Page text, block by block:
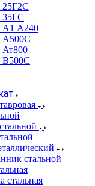
25Г2С
35ГС
А1 А240
А500С
Ат800
В500С
стальной
стальная